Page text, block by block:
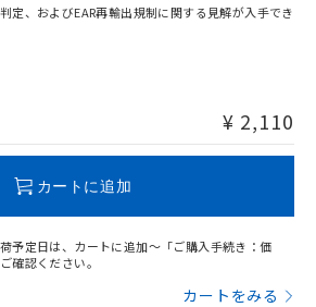
在する可能性があります。
定、およびEAR再輸出規制に関する見解が入手でき
¥ 2,110
カートに追加
予定日は、カートに追加～「ご購入手続き：価
確認ください。
カートをみる